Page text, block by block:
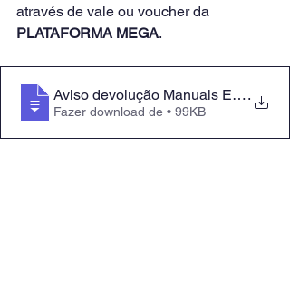
através de vale ou voucher da
PLATAFORMA MEGA.
Aviso devolução Manuais Escolares
.
Fazer download de • 99KB